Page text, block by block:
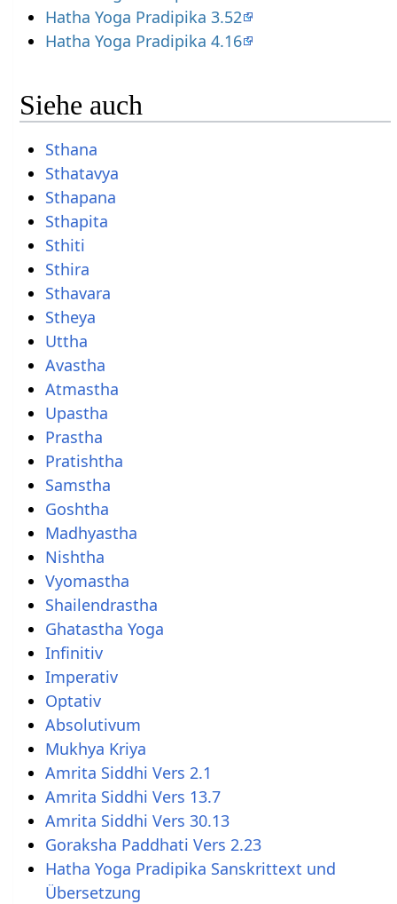
Hatha Yoga Pradipika 3.52
Hatha Yoga Pradipika 4.16
Siehe auch
Sthana
Sthatavya
Sthapana
Sthapita
Sthiti
Sthira
Sthavara
Stheya
Uttha
Avastha
Atmastha
Upastha
Prastha
Pratishtha
Samstha
Goshtha
Madhyastha
Nishtha
Vyomastha
Shailendrastha
Ghatastha Yoga
Infinitiv
Imperativ
Optativ
Absolutivum
Mukhya Kriya
Amrita Siddhi Vers 2.1
Amrita Siddhi Vers 13.7
Amrita Siddhi Vers 30.13
Goraksha Paddhati Vers 2.23
Hatha Yoga Pradipika Sanskrittext und
Übersetzung